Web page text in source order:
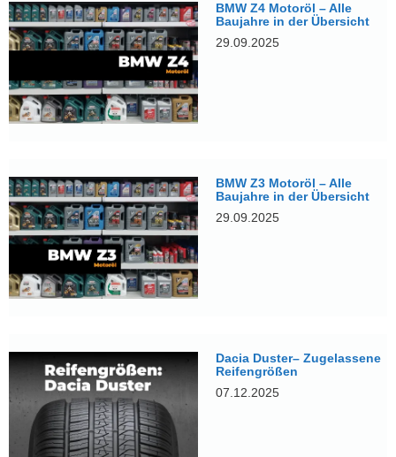
BMW Z4 Motoröl – Alle
Baujahre in der Übersicht
29.09.2025
BMW Z3 Motoröl – Alle
Baujahre in der Übersicht
29.09.2025
Dacia Duster– Zugelassene
Reifengrößen
07.12.2025